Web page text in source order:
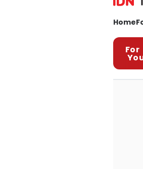
Home
For